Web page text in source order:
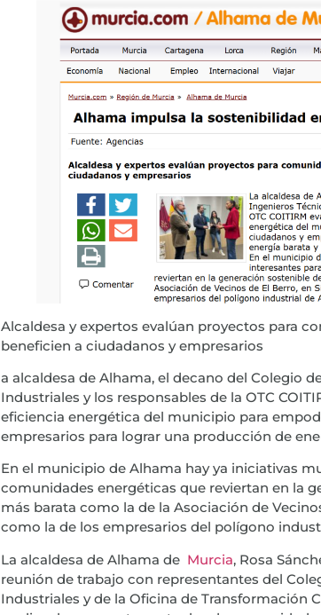
Alcaldesa y expertos evalúan proyectos para
beneficien a ciudadanos y empresarios
a alcaldesa de Alhama, el decano del Colegio
Industriales y los responsables de la OTC
eficiencia energética del municipio para
empresarios para lograr una producción de
En el municipio de Alhama hay ya iniciativas
comunidades energéticas que reviertan en la
más barata como la de la Asociación de
como la de los empresarios del polígono
La alcaldesa de Alhama de Murcia, Rosa
reunión de trabajo con representantes del
Industriales y de la Oficina de Transformación